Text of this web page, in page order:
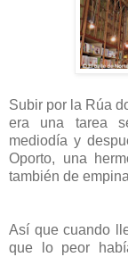
Subir por la Rúa
era una tarea
mediodía y
Oporto, una
también de
Así que cuando
que lo peor